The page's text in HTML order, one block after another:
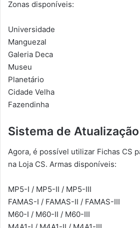
Zonas disponíveis:
Universidade
Manguezal
Galeria Deca
Museu
Planetário
Cidade Velha
Fazendinha
Sistema de
Agora, é possível utilizar Fichas CS
na Loja CS. Armas disponíveis:
MP5-I / MP5-II / MP5-III
FAMAS-I / FAMAS-II / FAMAS-III
M60-I / M60-II / M60-III